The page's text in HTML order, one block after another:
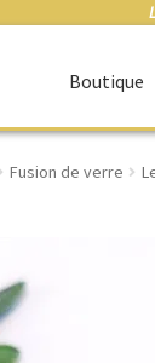
Boutique
Fusion de verre